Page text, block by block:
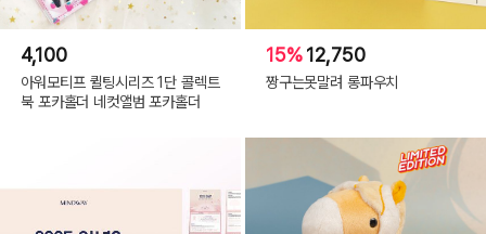
4,100
아워모티프 퀼팅시리즈 1단 콜렉트
북 포카홀더 네컷앨범 포카홀더
15%12,750
짱구는못말려 롱파우치